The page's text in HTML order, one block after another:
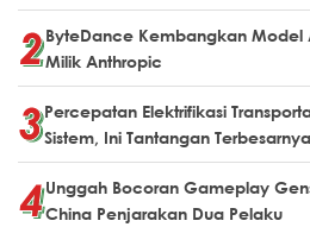
ByteDance Kembangkan Model
Milik Anthropic
Percepatan Elektrifikasi
Sistem, Ini Tantangan Terbesarnya
Unggah Bocoran Gameplay
China Penjarakan Dua Pelaku